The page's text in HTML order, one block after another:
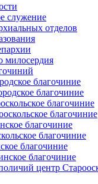
служение
отделов
милосердия
благочиние
благочиние
благочиние
благочиние
благочиние
благочиние
благочиние
благочиние
центр